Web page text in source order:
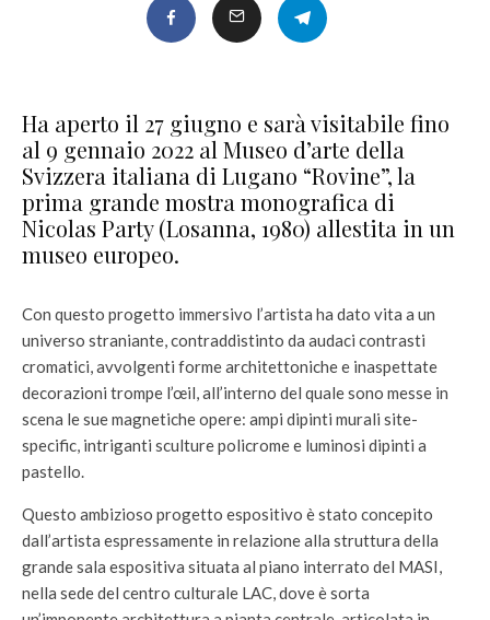
Ha aperto il 27 giugno e sarà visitabile fino
al 9 gennaio 2022 al Museo d’arte della
Svizzera italiana di Lugano “Rovine”, la
prima grande mostra monografica di
Nicolas Party (Losanna, 1980) allestita in un
museo europeo.
Con questo progetto immersivo l’artista ha dato vita a un
universo straniante, contraddistinto da audaci contrasti
cromatici, avvolgenti forme architettoniche e inaspettate
decorazioni trompe l’œil, all’interno del quale sono messe in
scena le sue magnetiche opere: ampi dipinti murali site-
specific, intriganti sculture policrome e luminosi dipinti a
pastello.
Questo ambizioso progetto espositivo è stato concepito
dall’artista espressamente in relazione alla struttura della
grande sala espositiva situata al piano interrato del MASI,
nella sede del centro culturale LAC, dove è sorta